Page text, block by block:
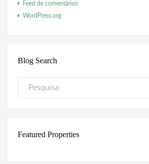
Feed de comentários
WordPress.org
Blog Search
Featured Properties